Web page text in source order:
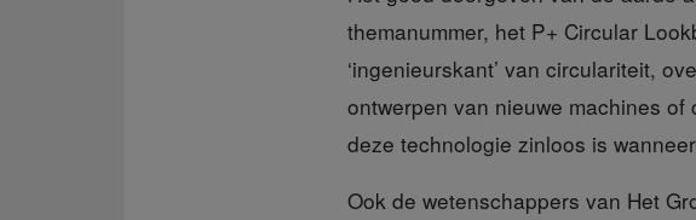
themanummer, het P+ Circular
‘ingenieurskant’ van circulariteit,
ontwerpen van nieuwe machines
deze technologie zinloos is
Ook de wetenschappers van Het